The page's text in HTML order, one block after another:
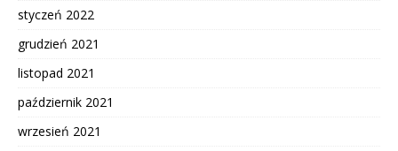
styczeń 2022
grudzień 2021
listopad 2021
październik 2021
wrzesień 2021